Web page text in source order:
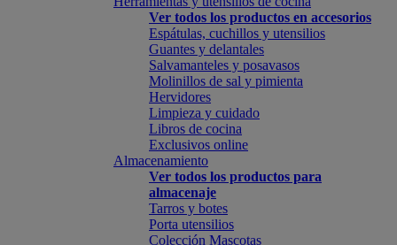
Ver todos los productos en accesorios
Espátulas, cuchillos y utensilios
Guantes y delantales
Salvamanteles y posavasos
Molinillos de sal y pimienta
Hervidores
Limpieza y cuidado
Libros de cocina
Exclusivos online
Almacenamiento
Ver todos los productos para
almacenaje
Tarros y botes
Porta utensilios
Colección Mascotas